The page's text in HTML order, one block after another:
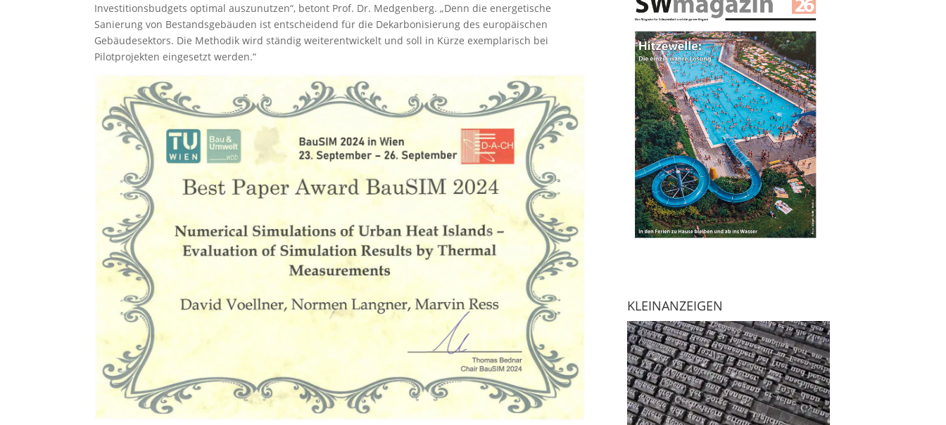
Investitionsbudgets optimal auszunutzen“, betont Prof. Dr. Medgenberg. „Denn die energetische
Sanierung von Bestandsgebäuden ist entscheidend für die Dekarbonisierung des europäischen
Gebäudesektors. Die Methodik wird ständig weiterentwickelt und soll in Kürze exemplarisch bei
Pilotprojekten eingesetzt werden.“
KLEINANZEIGEN